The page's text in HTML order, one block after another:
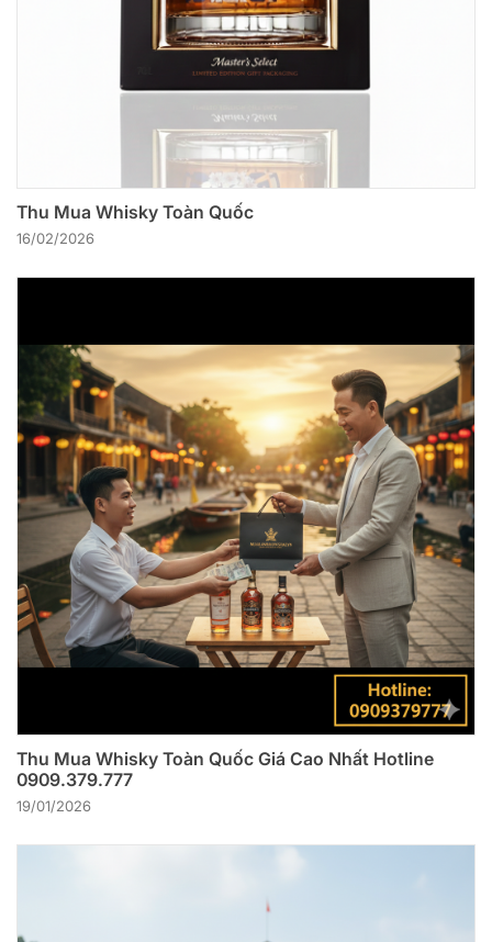
Thu Mua Whisky Toàn Quốc
16/02/2026
Thu Mua Whisky Toàn Quốc Giá Cao Nhất Hotline
0909.379.777
19/01/2026